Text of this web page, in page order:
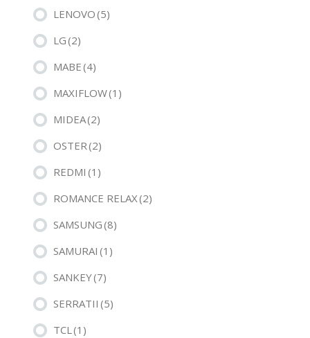
LENOVO(5)
LG(2)
MABE(4)
MAXIFLOW(1)
MIDEA(2)
OSTER(2)
REDMI (1)
ROMANCE RELAX(2)
SAMSUNG(8)
SAMURAI (1)
SANKEY(7)
SERRATII (5)
TCL(1)